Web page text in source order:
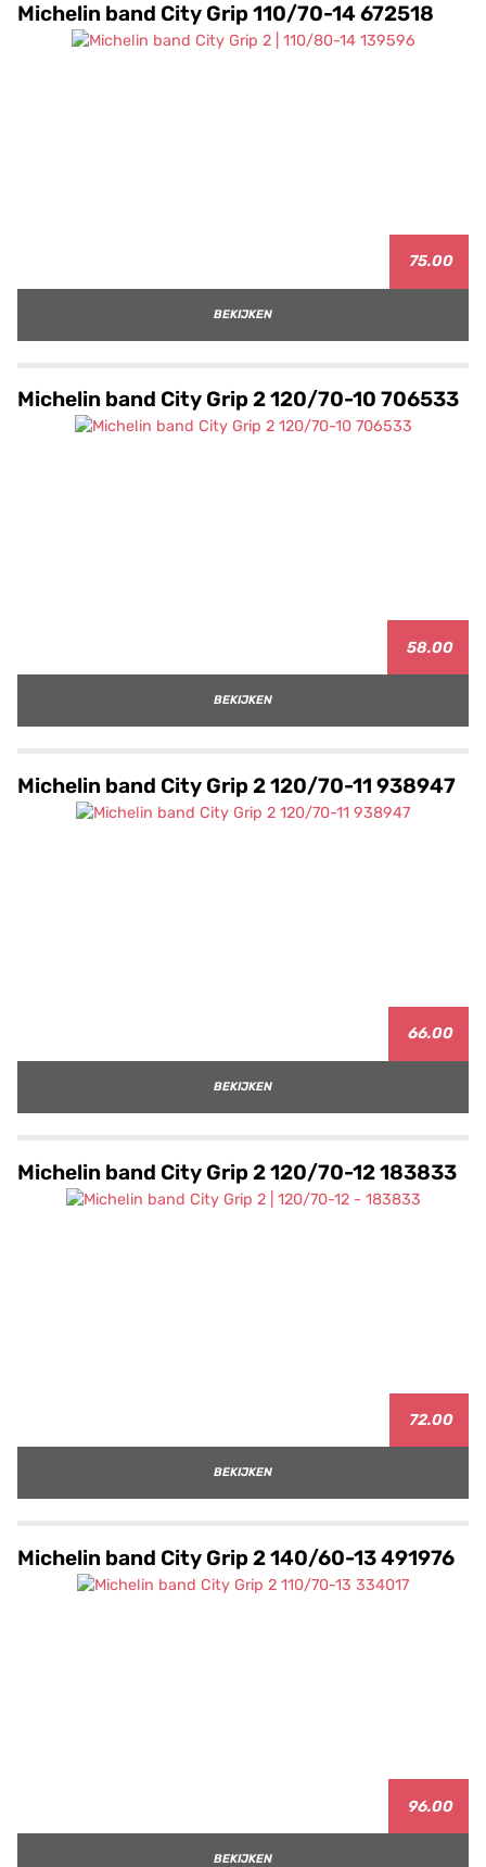
Michelin band City Grip 110/70-14 672518
75.00
BEKIJKEN
Michelin band City Grip 2 120/70-10 706533
58.00
BEKIJKEN
Michelin band City Grip 2 120/70-11 938947
66.00
BEKIJKEN
Michelin band City Grip 2 120/70-12 183833
72.00
BEKIJKEN
Michelin band City Grip 2 140/60-13 491976
96.00
BEKIJKEN